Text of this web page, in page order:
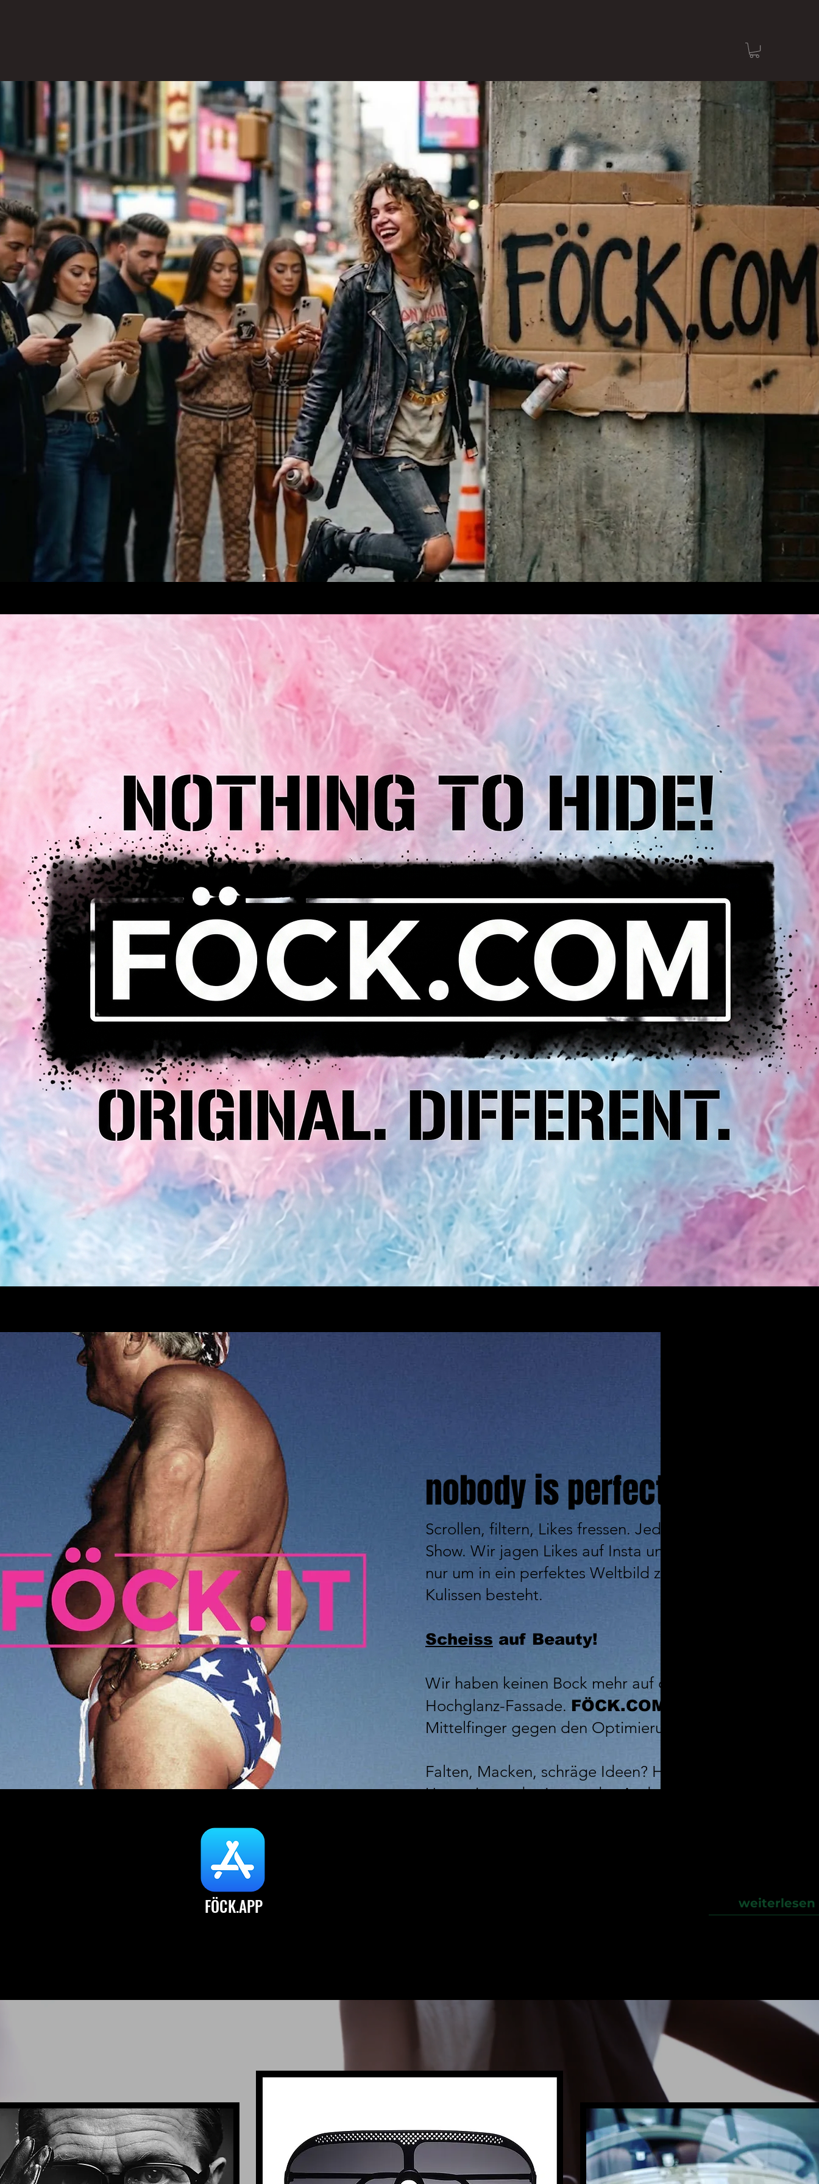
nobody is perfect.
Scrollen, filtern, Likes fressen. Jeden Tag die gleiche
Show. Wir jagen Likes auf Insta und TikTok wie Junkies,
nur um in ein perfektes Weltbild zu passen, das nur aus
Kulissen besteht.
Scheiss auf Beauty!
Wir haben keinen Bock mehr auf diese weichgespülte
Hochglanz-Fassade. FÖCK.COM
Mittelfinger gegen den Optimierungswahn.
Falten, Macken, schräge Ideen? Her damit! Wir feiern
Unzensierte, das Laute, das Andere und das verdammt
weiterlesen
FÖCK.APP